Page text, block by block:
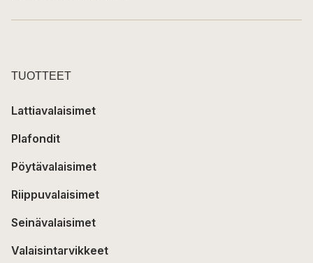
TUOTTEET
Lattiavalaisimet
Plafondit
Pöytävalaisimet
Riippuvalaisimet
Seinävalaisimet
Valaisintarvikkeet